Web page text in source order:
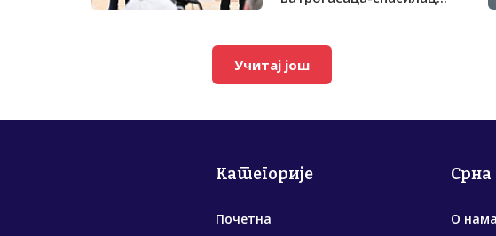
Учитај још
Категорије
Почетна
Срна
О нама